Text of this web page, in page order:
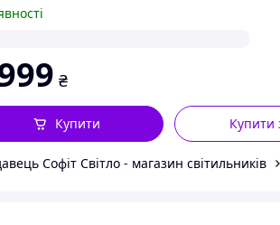
₴
Купити
Купити
Софіт Світло - магазин світильників